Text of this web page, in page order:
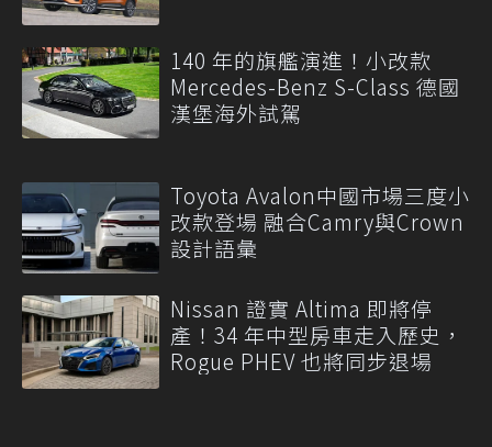
140 年的旗艦演進！小改款
Mercedes-Benz S-Class 德國
漢堡海外試駕
Toyota Avalon中國市場三度小
改款登場 融合Camry與Crown
設計語彙
Nissan 證實 Altima 即將停
產！34 年中型房車走入歷史，
Rogue PHEV 也將同步退場